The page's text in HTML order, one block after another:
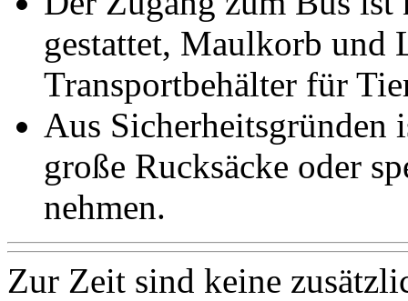
gestattet, Maulkorb und
Transportbehälter für
Aus Sicherheitsgründen
große Rucksäcke oder
nehmen.
Zur Zeit sind keine